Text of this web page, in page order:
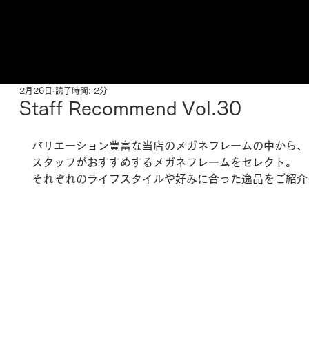
Staff Recommend Vol.30
2月26日 読了時間: 2分
バリエーション豊富な当店のメガネフレームの中から、
スタッフがおすすめするメガネフレームをセレクト。
それぞれのライフスタイルや好みに合った逸品をご紹